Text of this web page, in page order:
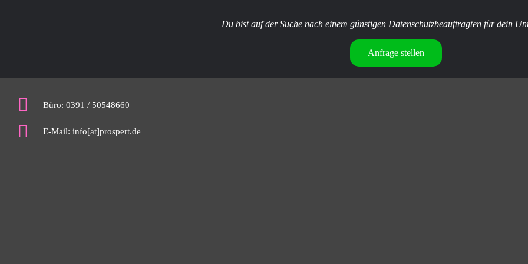
Du bist auf der Suche nach einem günstigen Datenschutzbeauftragten für dein
Anfrage stellen
Büro: 0391 / 50548660
E-Mail: info[at]prospert.de